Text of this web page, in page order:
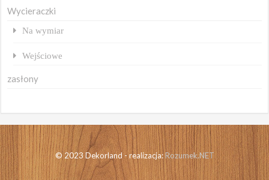
Wycieraczki
Na wymiar
Wejściowe
zasłony
© 2023 Dekorland - realizacja:Rozumek.NET